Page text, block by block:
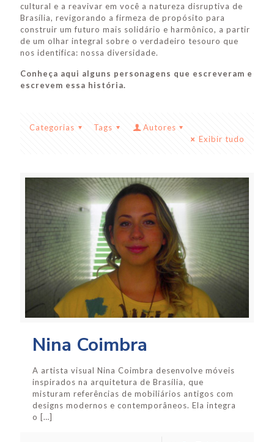
cultural e a reavivar em você a natureza disruptiva de
Brasília, revigorando a firmeza de propósito para
construir um futuro mais solidário e harmônico, a partir
de um olhar integral sobre o verdadeiro tesouro que
nos identifica: nossa diversidade.
Conheça aqui alguns personagens que escreveram e
escrevem essa história.
Categorias Tags
Autores
Exibir tudo
Nina Coimbra
A artista visual Nina Coimbra desenvolve móveis
inspirados na arquitetura de Brasília, que
misturam referências de mobiliários antigos com
designs modernos e contemporâneos. Ela integra
o […]